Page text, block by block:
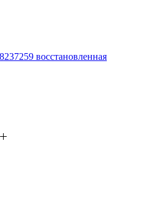
восстановленная